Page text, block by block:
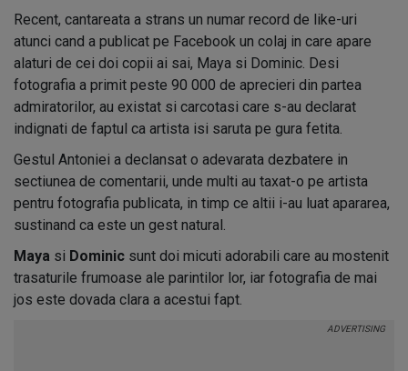
Recent, cantareata a strans un numar record de like-uri
atunci cand a publicat pe Facebook un colaj in care apare
alaturi de cei doi copii ai sai, Maya si Dominic. Desi
fotografia a primit peste 90 000 de aprecieri din partea
admiratorilor, au existat si carcotasi care s-au declarat
indignati de faptul ca artista isi saruta pe gura fetita.
Gestul Antoniei a declansat o adevarata dezbatere in
sectiunea de comentarii, unde multi au taxat-o pe artista
pentru fotografia publicata, in timp ce altii i-au luat apararea,
sustinand ca este un gest natural.
Maya si Dominic sunt doi micuti adorabili care au mostenit
trasaturile frumoase ale parintilor lor, iar fotografia de mai
jos este dovada clara a acestui fapt.